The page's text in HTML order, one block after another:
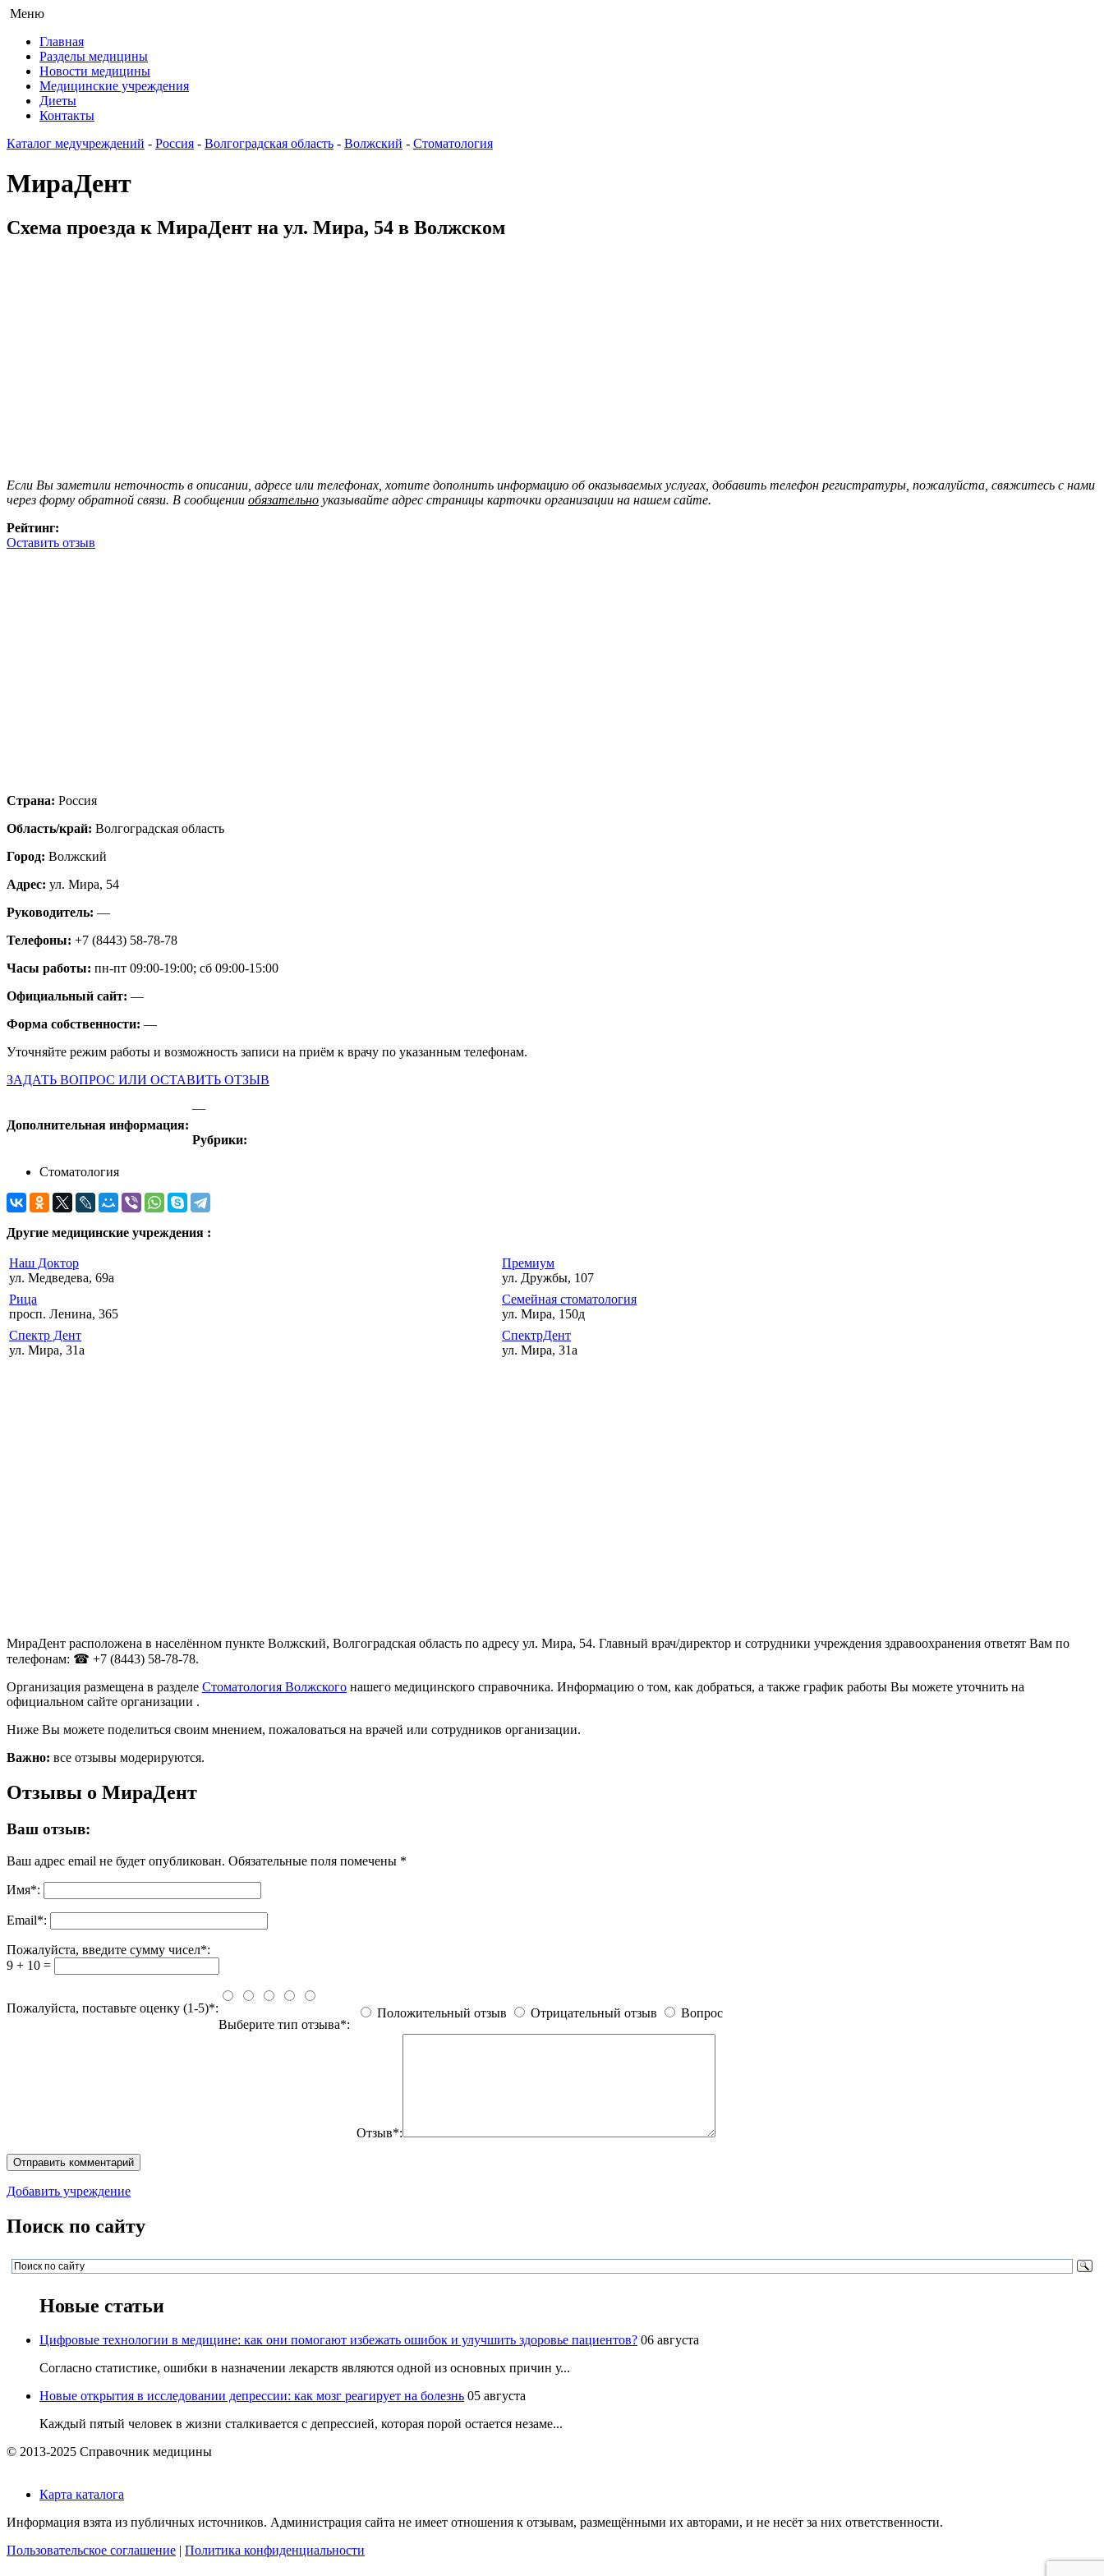
Меню
Главная
Разделы медицины
Новости медицины
Медицинские учреждения
Диеты
Контакты
Каталог медучреждений - Россия - Волгоградская область - Волжский - Стоматология
МираДент
Схема проезда к МираДент на ул. Мира, 54 в Волжском
Если Вы заметили неточность в описании, адресе или телефонах, хотите дополнить информацию об оказываемых услугах, добавить телефон регистратуры, пожалуйста, свяжитесь с нами
через форму обратной связи. В сообщении обязательно указывайте адрес страницы карточки организации на нашем сайте.
Рейтинг:
Оставить отзыв
Страна: Россия
Область/край: Волгоградская область
Город: Волжский
Адрес: ул. Мира, 54
Руководитель: —
Телефоны: +7 (8443) 58-78-78
Часы работы: пн-пт 09:00-19:00; сб 09:00-15:00
Официальный сайт: —
Форма собственности: —
Уточняйте режим работы и возможность записи на приём к врачу по указанным телефонам.
ЗАДАТЬ ВОПРОС ИЛИ ОСТАВИТЬ ОТЗЫВ
Дополнительная информация:
—
Рубрики:
Стоматология
Другие медицинские учреждения :
Наш Доктор
ул. Медведева, 69а
Премиум
ул. Дружбы, 107
Рица
просп. Ленина, 365
Семейная стоматология
ул. Мира, 150д
Спектр Дент
ул. Мира, 31а
СпектрДент
ул. Мира, 31а
МираДент расположена в населённом пункте Волжский, Волгоградская область по адресу ул. Мира, 54. Главный врач/директор и сотрудники учреждения здравоохранения ответят Вам по
телефонам: ☎ +7 (8443) 58-78-78.
Организация размещена в разделе Стоматология Волжского нашего медицинского справочника. Информацию о том, как добраться, а также график работы Вы можете уточнить на
официальном сайте организации .
Ниже Вы можете поделиться своим мнением, пожаловаться на врачей или сотрудников организации.
Важно: все отзывы модерируются.
Отзывы о МираДент
Ваш отзыв:
Ваш адрес email не будет опубликован. Обязательные поля помечены *
Имя*:
Email*:
Пожалуйста, введите сумму чисел*:
9 + 10 =
Пожалуйста, поставьте оценку (1-5)*:
Выберите тип отзыва*:
Положительный отзыв Отрицательный отзыв Вопрос
Отзыв*:
Добавить учреждение
Поиск по сайту
Новые статьи
Цифровые технологии в медицине: как они помогают избежать ошибок и улучшить здоровье пациентов? 06 августа
Согласно статистике, ошибки в назначении лекарств являются одной из основных причин у...
Новые открытия в исследовании депрессии: как мозг реагирует на болезнь 05 августа
Каждый пятый человек в жизни сталкивается с депрессией, которая порой остается незаме...
© 2013-2025 Справочник медицины
Карта каталога
Информация взята из публичных источников. Администрация сайта не имеет отношения к отзывам, размещёнными их авторами, и не несёт за них ответственности.
Пользовательское соглашение
Политика конфиденциальности